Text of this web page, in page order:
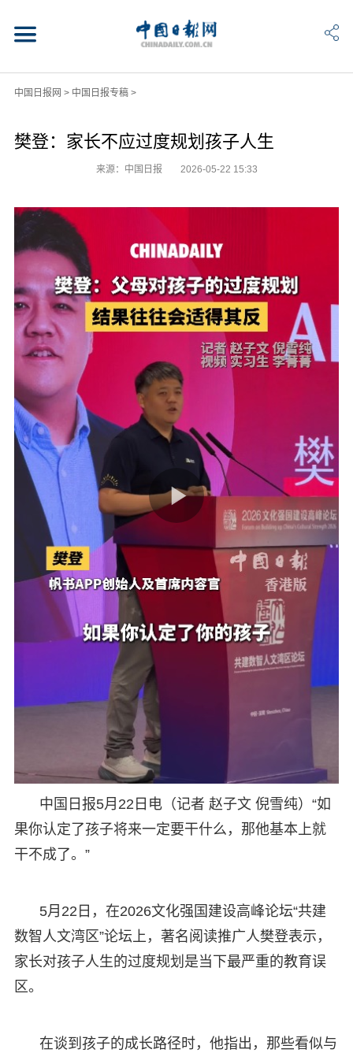
中国日报网 > 中国日报专稿>
樊登：家长不应过度规划孩子人生
来源：中国日报 2026-05-22 15:33
中国日报5月22日电（记者 赵子文 倪雪纯）“如
果你认定了孩子将来一定要干什么，那他基本上就
干不成了。”
5月22日，在2026文化强国建设高峰论坛“共建
数智人文湾区”论坛上，著名阅读推广人樊登表示，
家长对孩子人生的过度规划是当下最严重的教育误
区。
在谈到孩子的成长路径时，他指出，那些看似与